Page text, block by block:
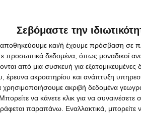
Σεβόμαστε την
αποθηκεύουμε και/ή έχουμε πρόσβαση σε
προσωπικά δεδομένα, όπως μοναδικοί
από μια συσκευή για εξατομικευμένες
έρευνα ακροατηρίου και ανάπτυξη
χρησιμοποιήσουμε ακριβή δεδομένα
να κάνετε κλικ για να συναινέσετε
παραπάνω. Εναλλακτικά,